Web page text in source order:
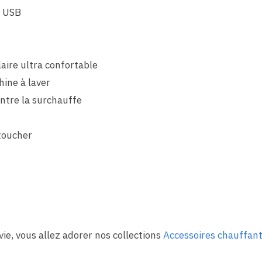
ultra confortable
à laver
la surchauffe
vous allez adorer nos collections Accessoires